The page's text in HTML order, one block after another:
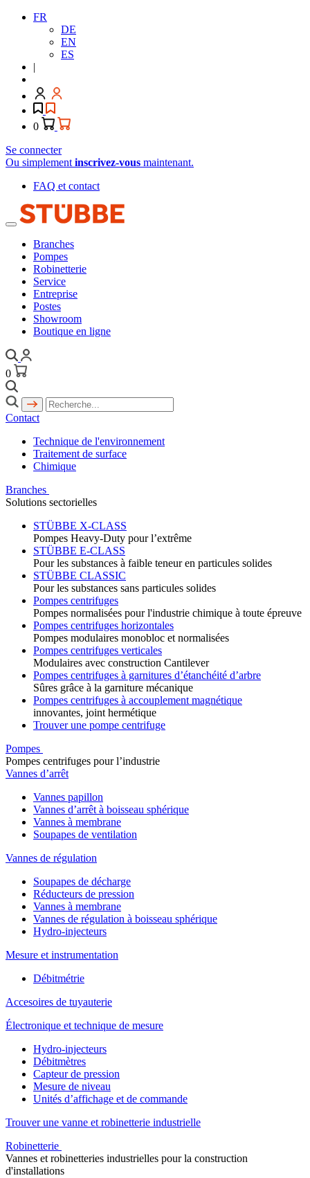
FR
DE
EN
ES
|
0
Se connecter
Ou simplement inscrivez-vous maintenant.
FAQ et contact
Branches
Pompes
Robinetterie
Service
Entreprise
Postes
Showroom
Boutique en ligne
0
Contact
Technique de l'environnement
Traitement de surface
Chimique
Branches
Solutions sectorielles
STÜBBE X-CLASS
Pompes Heavy-Duty pour l’extrême
STÜBBE E-CLASS
Pour les substances à faible teneur en particules solides
STÜBBE CLASSIC
Pour les substances sans particules solides
Pompes centrifuges
Pompes normalisées pour l'industrie chimique à toute épreuve
Pompes centrifuges horizontales
Pompes modulaires monobloc et normalisées
Pompes centrifuges verticales
Modulaires avec construction Cantilever
Pompes centrifuges à garnitures d’étanchéité d’arbre
Sûres grâce à la garniture mécanique
Pompes centrifuges à accouplement magnétique
innovantes, joint hermétique
Trouver une pompe centrifuge
Pompes
Pompes centrifuges pour l’industrie
Vannes d’arrêt
Vannes papillon
Vannes d’arrêt à boisseau sphérique
Vannes à membrane
Soupapes de ventilation
Vannes de régulation
Soupapes de décharge
Réducteurs de pression
Vannes à membrane
Vannes de régulation à boisseau sphérique
Hydro-injecteurs
Mesure et instrumentation
Débitmétrie
Accesoires de tuyauterie
Électronique et technique de mesure
Hydro-injecteurs
Débitmètres
Capteur de pression
Mesure de niveau
Unités d’affichage et de commande
Trouver une vanne et robinetterie industrielle
Robinetterie
Vannes et robinetteries industrielles pour la construction
d'installations